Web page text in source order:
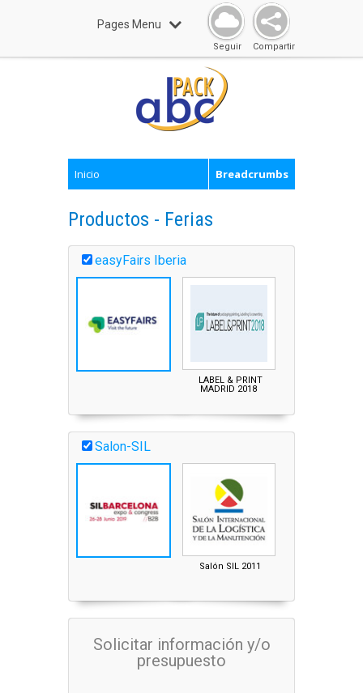
Pages Menu
Compartir
Seguir
Inicio Breadcrumbs
Productos - Ferias
easyFairs Iberia
LABEL & PRINT
MADRID 2018
Salon-SIL
Salón SIL 2011
Solicitar información y/o
presupuesto